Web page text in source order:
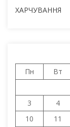
ХАРЧУВАННЯ
Пн
Вт
3
4
10
11